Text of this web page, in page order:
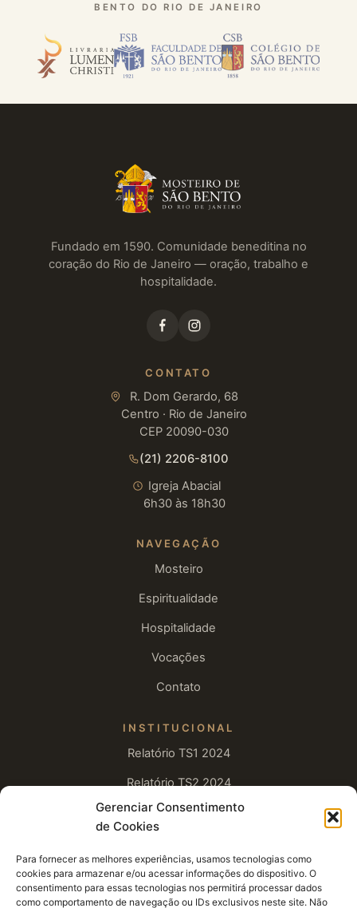
Gerenciar Consentimento
de Cookies
Para fornecer as melhores experiências, usamos tecnologias como
cookies para armazenar e/ou acessar informações do dispositivo. O
consentimento para essas tecnologias nos permitirá processar dados
como comportamento de navegação ou IDs exclusivos neste site. Não
BENTO DO RIO DE JANEIRO
Fundado em 1590. Comunidade beneditina no
coração do Rio de Janeiro — oração, trabalho e
hospitalidade.
CONTATO
R. Dom Gerardo, 68
Centro · Rio de Janeiro
CEP 20090-030
(21) 2206-8100
Igreja Abacial
6h30 às 18h30
NAVEGAÇÃO
Mosteiro
Espiritualidade
Hospitalidade
Vocações
Contato
INSTITUCIONAL
Relatório TS1 2024
Relatório TS2 2024
Relatório TS1 2025
Relatório TS1 2026